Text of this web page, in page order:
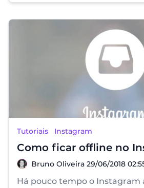
Tutoriais Instagram
Como ficar offline no
Bruno Oliveira
Bruno Oliveira 29/06/2018
Há pouco tempo o Instagram